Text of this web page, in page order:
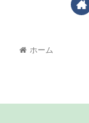
ホーム